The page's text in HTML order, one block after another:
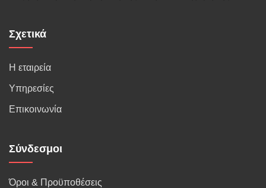
Σχετικά
Η εταιρεία
Υπηρεσίες
Επικοινωνία
Σύνδεσμοι
Όροι & Προϋποθέσεις